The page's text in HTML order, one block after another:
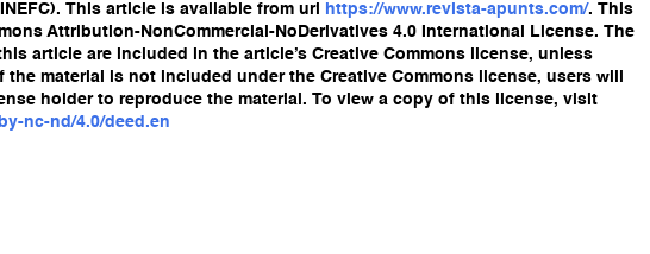
This article is available from url
https://www.revista-apunts.com/. This
Attribution-NonCommercial-NoDerivatives 4.0 International License. The
article are included in the article’s Creative Commons license, unless
material is not included under the Creative Commons license, users will
holder to reproduce the material. To view a copy of this license, visit
nc-nd/4.0/deed.en